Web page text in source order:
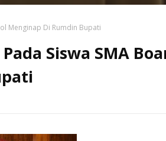
Menginap Di Rumdin Bupati
Siswa SMA